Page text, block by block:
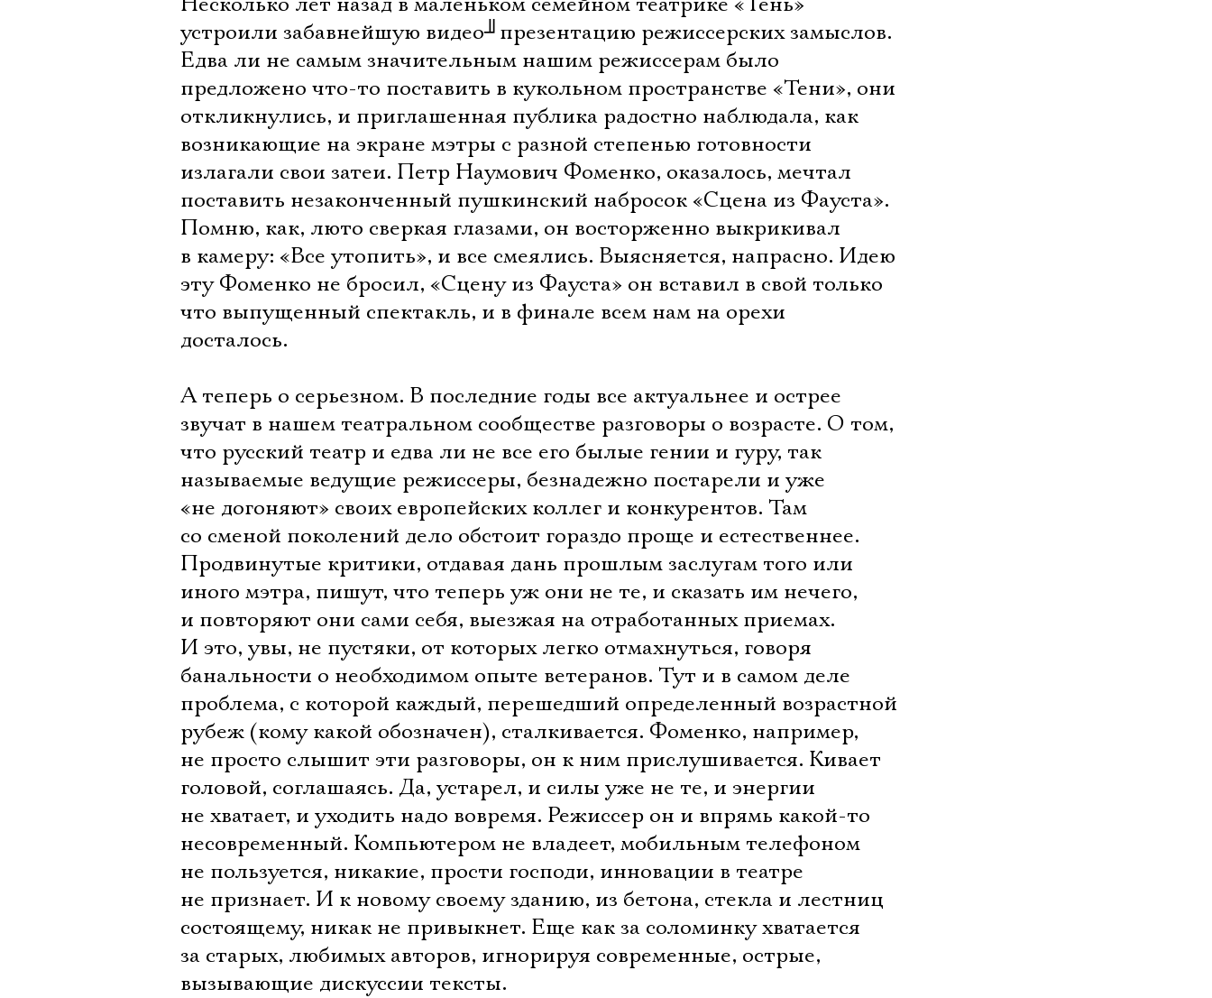
устроили забавнейшую видео╜ презентацию режиссерских замыслов.
Едва ли не самым значительным нашим режиссерам было
предложено что-то поставить в кукольном пространстве «Тени», они
откликнулись, и приглашенная публика радостно наблюдала, как
возникающие на экране мэтры с разной степенью готовности
излагали свои затеи. Петр Наумович Фоменко, оказалось, мечтал
поставить незаконченный пушкинский набросок «Сцена из Фауста».
Помню, как, люто сверкая глазами, он восторженно выкрикивал
в камеру: «Все утопить», и все смеялись. Выясняется, напрасно. Идею
эту Фоменко не бросил, «Сцену из Фауста» он вставил в свой только
что выпущенный спектакль, и в финале всем нам на орехи
досталось.
А теперь о серьезном. В последние годы все актуальнее и острее
звучат в нашем театральном сообществе разговоры о возрасте. О том,
что русский театр и едва ли не все его былые гении и гуру, так
называемые ведущие режиссеры, безнадежно постарели и уже
«не догоняют» своих европейских коллег и конкурентов. Там
со сменой поколений дело обстоит гораздо проще и естественнее.
Продвинутые критики, отдавая дань прошлым заслугам того или
иного мэтра, пишут, что теперь уж они не те, и сказать им нечего,
и повторяют они сами себя, выезжая на отработанных приемах.
И это, увы, не пустяки, от которых легко отмахнуться, говоря
банальности о необходимом опыте ветеранов. Тут и в самом деле
проблема, с которой каждый, перешедший определенный возрастной
рубеж (кому какой обозначен), сталкивается. Фоменко, например,
не просто слышит эти разговоры, он к ним прислушивается. Кивает
головой, соглашаясь. Да, устарел, и силы уже не те, и энергии
не хватает, и уходить надо вовремя. Режиссер он и впрямь какой-то
несовременный. Компьютером не владеет, мобильным телефоном
не пользуется, никакие, прости господи, инновации в театре
не признает. И к новому своему зданию, из бетона, стекла и лестниц
состоящему, никак не привыкнет. Еще как за соломинку хватается
за старых, любимых авторов, игнорируя современные, острые,
вызывающие дискуссии тексты.